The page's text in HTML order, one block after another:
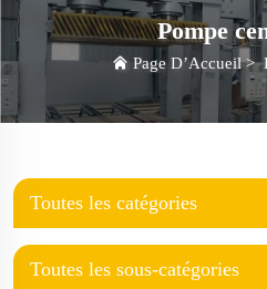
Pompe
Page D’Accueil>
Toutes les catégories
Toutes les sous-catégories